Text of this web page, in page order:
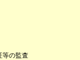
等の監査